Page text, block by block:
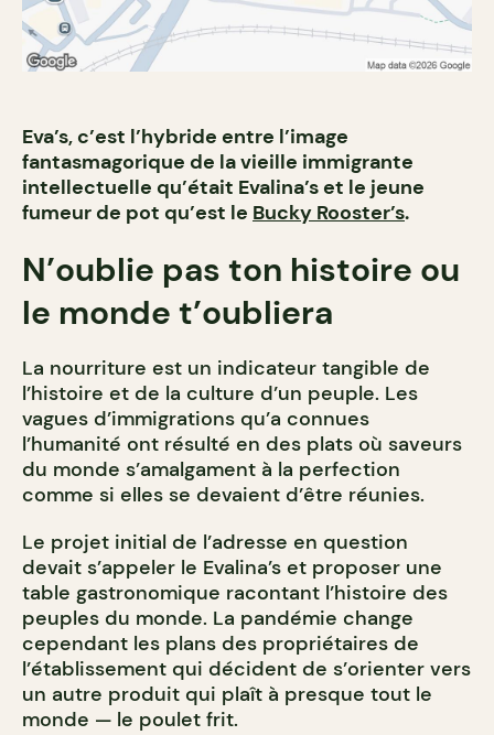
Eva’s, c’est l’hybride entre l’image
fantasmagorique de la vieille immigrante
intellectuelle qu’était Evalina’s et le jeune
fumeur de pot qu’est le Bucky Rooster’s.
N’oublie pas ton histoire ou
le monde t’oubliera
La nourriture est un indicateur tangible de
l’histoire et de la culture d’un peuple. Les
vagues d’immigrations qu’a connues
l’humanité ont résulté en des plats où saveurs
du monde s’amalgament à la perfection
comme si elles se devaient d’être réunies.
Le projet initial de l’adresse en question
devait s’appeler le Evalina’s et proposer une
table gastronomique racontant l’histoire des
peuples du monde. La pandémie change
cependant les plans des propriétaires de
l’établissement qui décident de s’orienter vers
un autre produit qui plaît à presque tout le
monde — le poulet frit.